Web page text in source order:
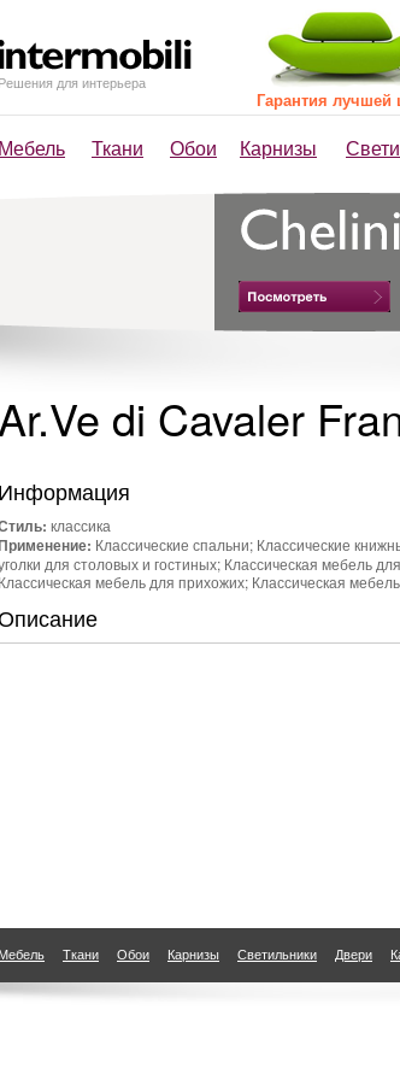
Решения для интерьера
Мебель Ткани Обои Карнизы
Гарантия лучшей
Ar.Ve di Cavaler
Информация
классика
Классические спальни; Классические
для столовых и гостиных; Классическая мебель
Классическая мебель для прихожих; Классическая
Мебель Ткани Обои Карнизы Светильники Двери